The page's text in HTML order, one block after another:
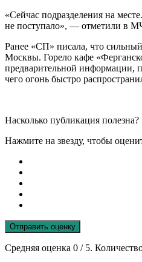
«Сейчас подразделения на
не поступало», — отметили в
Ранее «СП» писала, что
Москвы. Горело кафе
предварительной информации,
чего огонь быстро
Насколько публикация полезна?
Нажмите на звезду, чтобы
Отправить оценку
Средняя оценка 0 / 5.